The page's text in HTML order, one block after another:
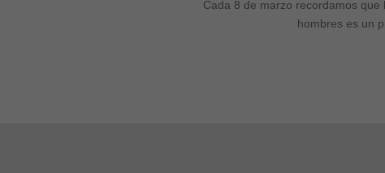
Cada 8 de marzo recordamos
hombres es un